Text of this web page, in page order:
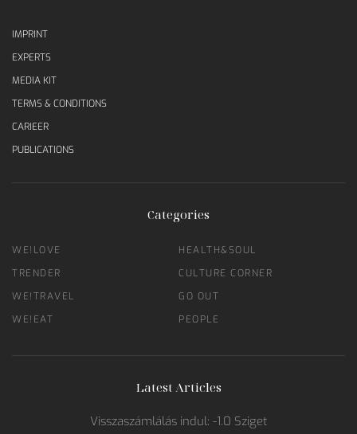
IMPRINT
EXPERTS
MEDIA KIT
TERMS & CONDITIONS
CARIEER
PUBLICATIONS
Categories
WE!LOVE
TRENDER
WE!TRAVEL
WE!EAT
HEALTH&SOUL
CULTURE CORNER
GO OUT
PEOPLE
Latest Articles
Visszaszámlálás indul: -1.0 Sziget